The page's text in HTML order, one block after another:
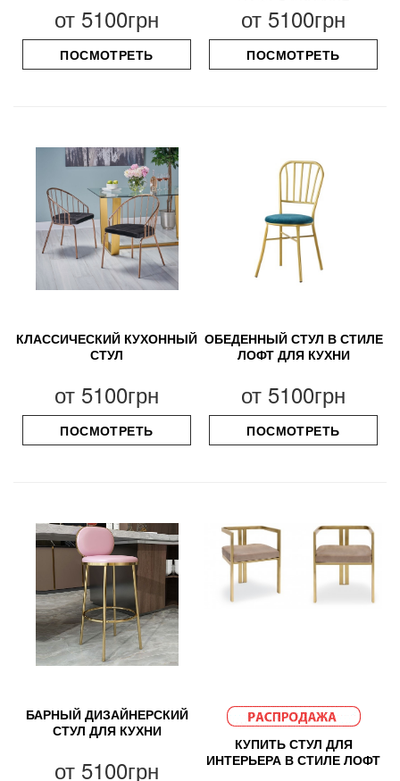
от 5100грн
ПОСМОТРЕТЬ
от 5100грн
ПОСМОТРЕТЬ
КЛАССИЧЕСКИЙ КУХОННЫЙ
СТУЛ
от 5100грн
ПОСМОТРЕТЬ
ОБЕДЕННЫЙ СТУЛ В СТИЛЕ
ЛОФТ ДЛЯ КУХНИ
от 5100грн
ПОСМОТРЕТЬ
БАРНЫЙ ДИЗАЙНЕРСКИЙ
СТУЛ ДЛЯ КУХНИ
от 5100грн
КУПИТЬ СТУЛ ДЛЯ
ИНТЕРЬЕРА В СТИЛЕ ЛОФТ